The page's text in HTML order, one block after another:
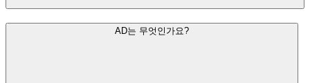
AD는 무엇인가요?